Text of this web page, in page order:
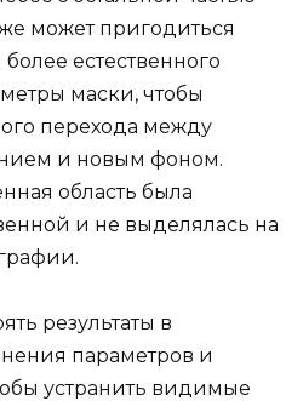
может пригодиться
естественного
маски, чтобы
перехода между
и новым фоном.
область была
и не выделялась на
результаты в
параметров и
устранить видимые